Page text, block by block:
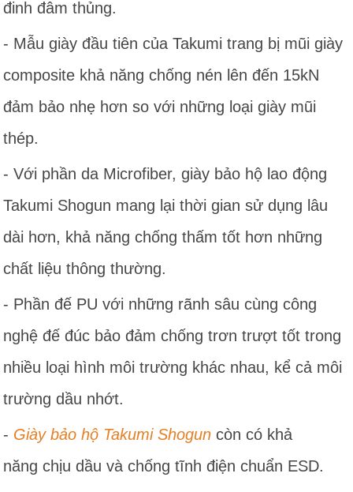
đinh đâm thủng.
- Mẫu giày đầu tiên của Takumi trang bị mũi giày
composite khả năng chống nén lên đến 15kN
đảm bảo nhẹ hơn so với những loại giày mũi
thép.
- Với phần da Microfiber, giày bảo hộ lao động
Takumi Shogun mang lại thời gian sử dụng lâu
dài hơn, khả năng chống thấm tốt hơn những
chất liệu thông thường.
- Phần đế PU với những rãnh sâu cùng công
nghệ đế đúc bảo đảm chống trơn trượt tốt trong
nhiều loại hình môi trường khác nhau, kể cả môi
trường dầu nhớt.
- Giày bảo hộ Takumi Shogun còn có khả
năng chịu dầu và chống tĩnh điện chuẩn ESD.